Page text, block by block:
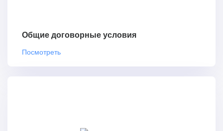
Общие договорные условия
Посмотреть